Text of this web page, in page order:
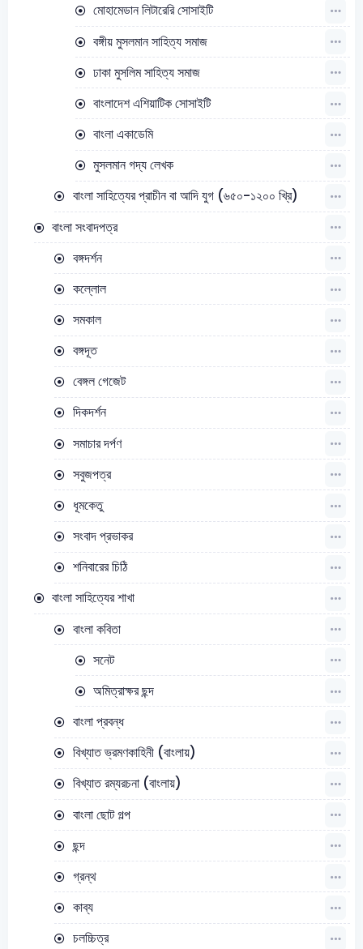
মোহামেডান লিটারেরি সোসাইটি
বঙ্গীয় মুসলমান সাহিত্য সমাজ
ঢাকা মুসলিম সাহিত্য সমাজ
বাংলাদেশ এশিয়াটিক সোসাইটি
বাংলা একাডেমি
মুসলমান গদ্য লেখক
বাংলা সাহিত্যের প্রাচীন বা আদি যুগ (৬৫০-১২০০ খ্রি)
বাংলা সংবাদপত্র
বঙ্গদর্শন
কল্লোল
সমকাল
বঙ্গদূত
বেঙ্গল গেজেট
দিকদর্শন
সমাচার দর্পণ
সবুজপত্র
ধূমকেতু
সংবাদ প্রভাকর
শনিবারের চিঠি
বাংলা সাহিত্যের শাখা
বাংলা কবিতা
সনেট
অমিত্রাক্ষর ছন্দ
বাংলা প্রবন্ধ
বিখ্যাত ভ্রমণকাহিনী (বাংলায়)
বিখ্যাত রম্যরচনা (বাংলায়)
বাংলা ছোট গল্প
ছন্দ
গ্রন্থ
কাব্য
চলচ্চিত্র